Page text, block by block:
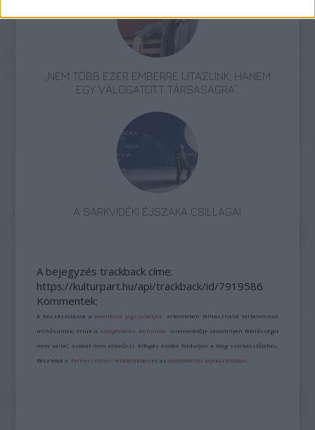
„NEM TÖBB EZER EMBERRE UTAZUNK, HANEM
EGY VÁLOGATOTT TÁRSASÁGRA”
A SARKVIDÉKI ÉJSZAKA CSILLAGAI
A bejegyzés trackback címe:
https://kulturpart.hu/api/trackback/id/7919586
Kommentek:
A hozzászólások avonatkozó jogszabályok értelmében felhasználói tartalomnak
minősülnek, értük a szolgáltatás technikai üzemeltetője semmilyen felelősséget
nem vállal, azokat nem ellenőrzi. Kifogás esetén forduljon a blog szerkesztőjéhez.
Részletek a Felhasználási feltételekben és azadatvédelmi tájékoztatóban